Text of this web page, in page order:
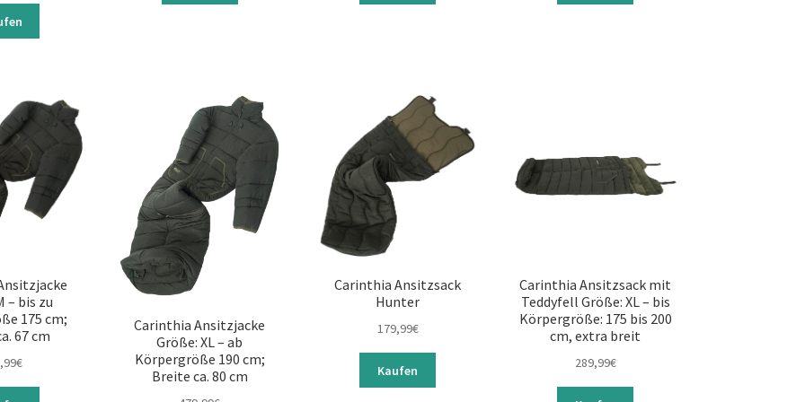
– bis zu
175 cm;
67 cm
€
Carinthia Ansitzjacke
Größe: XL – ab
Körpergröße 190 cm;
Breite ca. 80 cm
Carinthia Ansitzsack
Hunter
179,99€
Kaufen
Carinthia Ansitzsack mit
Teddyfell Größe: XL – bis
Körpergröße: 175 bis 200
cm, extra breit
289,99€